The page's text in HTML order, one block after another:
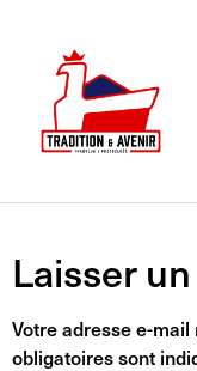
Laisser
Votre adresse e-
obligatoires sont